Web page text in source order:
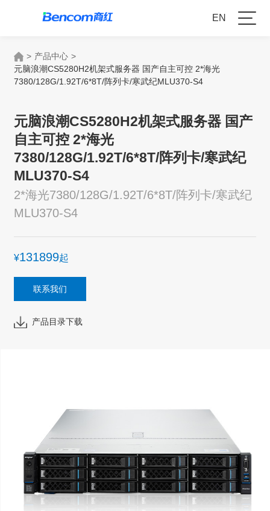
EN
> 产品中心 >
元脑浪潮CS5280H2机架式服务器 国产自主可控 2*海光
7380/128G/1.92T/6*8T/阵列卡/寒武纪MLU370-S4
元脑浪潮CS5280H2机架式服务器 国产
自主可控 2*海光
7380/128G/1.92T/6*8T/阵列卡/寒武纪
MLU370-S4
2*海光7380/128G/1.92T/6*8T/阵列卡/寒武纪
MLU370-S4
¥131899起
联系我们
产品目录下载